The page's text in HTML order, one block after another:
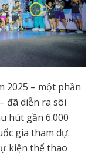
2025 – một phần
đã diễn ra sôi
hút gần 6.000
gia tham dự.
kiện thể thao